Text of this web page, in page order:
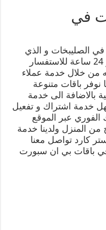
في
الصليبخات و الذي
يمكنك التواصل معه على مدار 24 ساعة للاستفسار
من خلال خدمة عملاء
نوفر باقات متنوعة
بالاضافة الى خدمة
خدمة اشتراك و تفعيل
الفوري عبر الموقع
من المنزل ولدينا خدمة
كارد تواصل معنا
في باقات بي ان سبورت